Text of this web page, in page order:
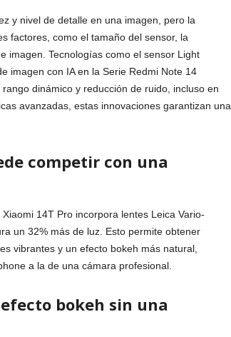
y nivel de detalle en una imagen, pero la
factores, como el tamaño del sensor, la
imagen. Tecnologías como el sensor Light
imagen con IA en la Serie Redmi Note 14
dinámico y reducción de ruido, incluso en
avanzadas, estas innovaciones garantizan una
competir con una
14T Pro incorpora lentes Leica Vario-
un 32% más de luz. Esto permite obtener
vibrantes y un efecto bokeh más natural,
a la de una cámara profesional.
bokeh sin una